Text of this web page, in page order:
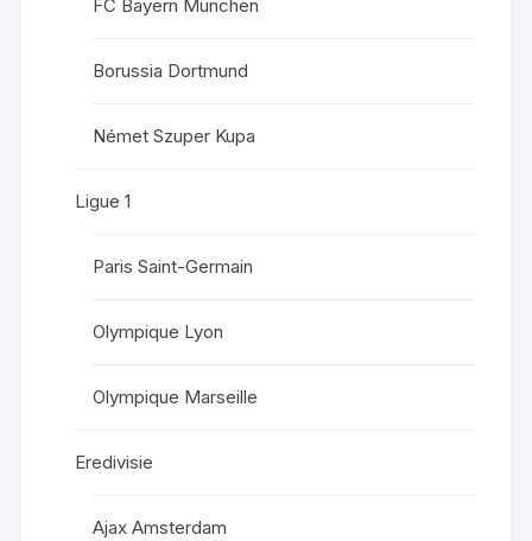
FC Bayern München
Borussia Dortmund
Német Szuper Kupa
Ligue 1
Paris Saint-Germain
Olympique Lyon
Olympique Marseille
Eredivisie
Ajax Amsterdam